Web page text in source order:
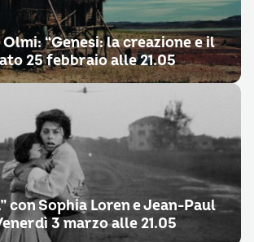
“Genesi: la creazione e il
25 febbraio alle 21.05
con Sophia Loren e Jean-Paul
3 marzo alle 21.05